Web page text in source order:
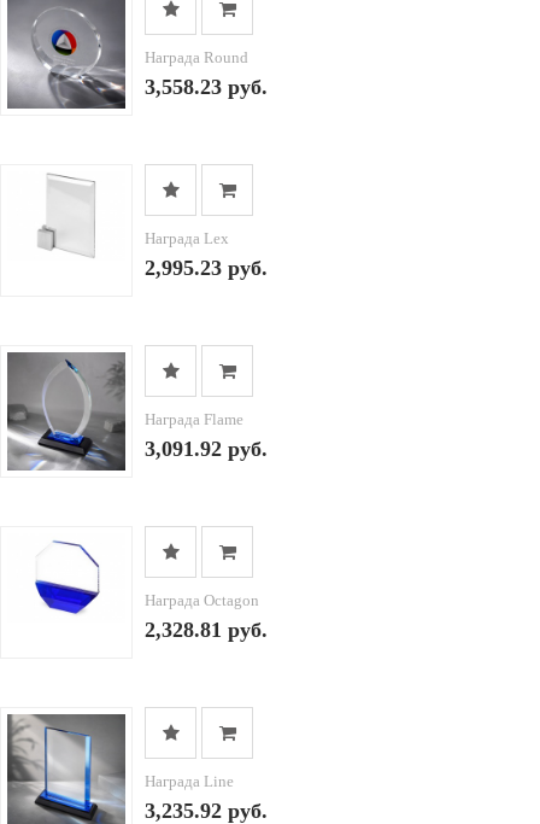
Награда Round
3,558.23 руб.
Награда Lex
2,995.23 руб.
Награда Flame
3,091.92 руб.
Награда Octagon
2,328.81 руб.
Награда Line
3,235.92 руб.